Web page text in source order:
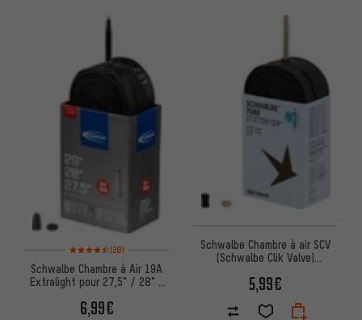
Note moyenne : 4,5 sur 5 d'après 28 avis
(28)
Schwalbe Chambre à Air 19A
Extralight pour 27,5" / 28" /
6,99€
Schwalbe Chambre à air SCV
(Schwalbe Clik Valve)
5,99€